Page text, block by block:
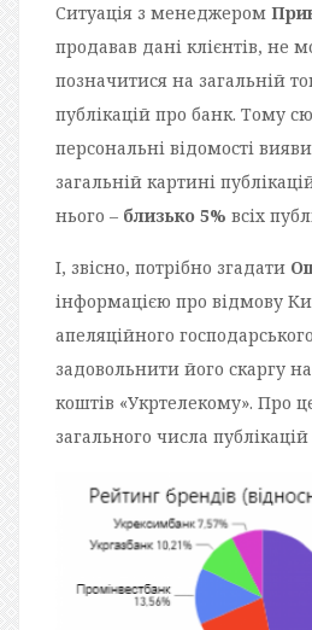
Ситуація з менеджером
продавав дані клієнтів, не
позначитися на загальній
публікацій про банк. Тому
персональні відомості
загальній картині
нього – близько 5% всіх
І, звісно, потрібно згадати
інформацією про відмову
апеляційного
задовольнити його скаргу
коштів «Укртелекому». Про
загального числа